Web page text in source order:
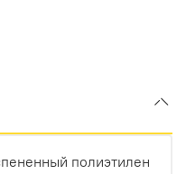
полиэтилен